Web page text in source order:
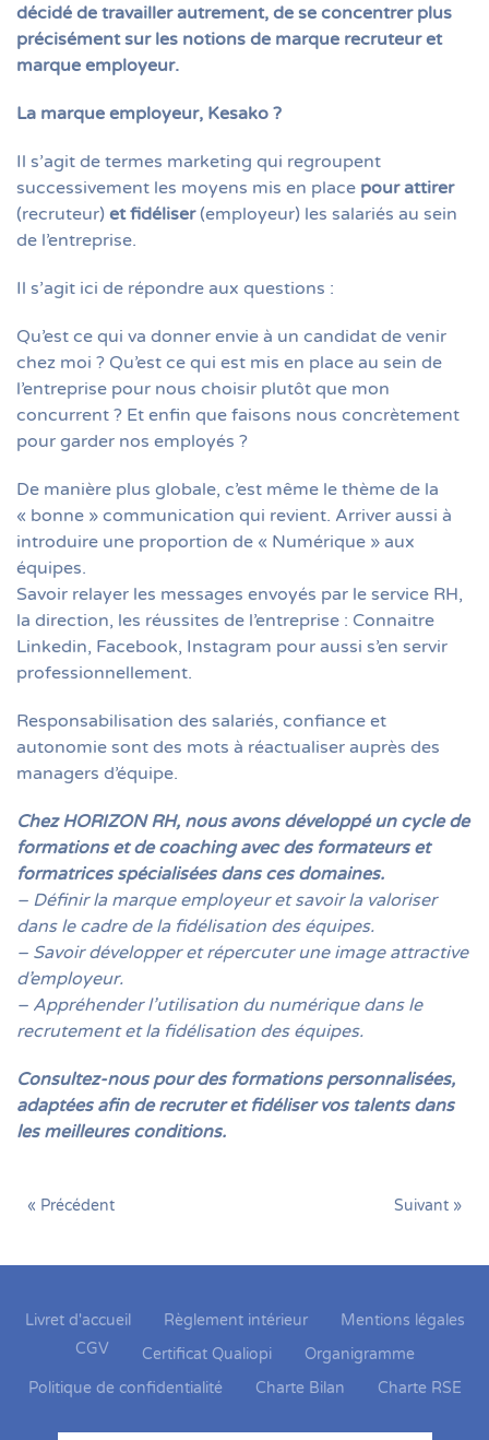
décidé de travailler autrement, de se concentrer plus
précisément sur les notions de marque recruteur et
marque employeur.
La marque employeur, Kesako ?
Il s’agit de termes marketing qui regroupent
successivement les moyens mis en place pour attirer
(recruteur) et fidéliser(employeur) les salariés au sein
de l’entreprise.
Il s’agit ici de répondre aux questions :
Qu’est ce qui va donner envie à un candidat de venir
chez moi ? Qu’est ce qui est mis en place au sein de
l’entreprise pour nous choisir plutôt que mon
concurrent ? Et enfin que faisons nous concrètement
pour garder nos employés ?
De manière plus globale, c’est même le thème de la
« bonne » communication qui revient. Arriver aussi à
introduire une proportion de « Numérique » aux
équipes.
Savoir relayer les messages envoyés par le service RH,
la direction, les réussites de l’entreprise : Connaitre
Linkedin, Facebook, Instagram pour aussi s’en servir
professionnellement.
Responsabilisation des salariés, confiance et
autonomie sont des mots à réactualiser auprès des
managers d’équipe.
Chez HORIZON RH, nous avons développé un cycle de
formations et de coaching avec des formateurs et
formatrices spécialisées dans ces domaines.
– Définir la marque employeur et savoir la valoriser
dans le cadre de la fidélisation des équipes.
– Savoir développer et répercuter une image attractive
d’employeur.
– Appréhender l’utilisation du numérique dans le
recrutement et la fidélisation des équipes.
Consultez-nous pour des formations personnalisées,
adaptées afin de recruter et fidéliser vos talents dans
les meilleures conditions.
« Précédent Suivant »
Livret d'accueil Règlement intérieur
Mentions légales
CGV
Certificat Qualiopi
Organigramme
Politique de confidentialité
Charte Bilan Charte RSE